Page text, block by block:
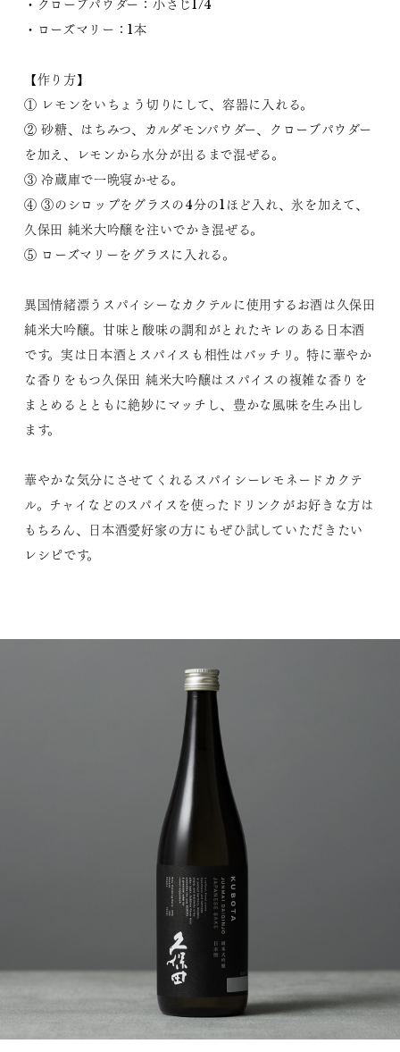
・クローブパウダー：小さじ1/4
・ローズマリー：1本
【作り方】
① レモンをいちょう切りにして、容器に入れる。
② 砂糖、はちみつ、カルダモンパウダー、クローブパウダー
を加え、レモンから水分が出るまで混ぜる。
③ 冷蔵庫で一晩寝かせる。
④ ③のシロップをグラスの4分の1ほど入れ、氷を加えて、
久保田 純米大吟醸を注いでかき混ぜる。
⑤ ローズマリーをグラスに入れる。
異国情緒漂うスパイシーなカクテルに使用するお酒は久保田
純米大吟醸。甘味と酸味の調和がとれたキレのある日本酒
です。実は日本酒とスパイスも相性はバッチリ。特に華やか
な香りをもつ久保田 純米大吟醸はスパイスの複雑な香りを
まとめるとともに絶妙にマッチし、豊かな風味を生み出し
ます。
華やかな気分にさせてくれるスパイシーレモネードカクテ
ル。チャイなどのスパイスを使ったドリンクがお好きな方は
もちろん、日本酒愛好家の方にもぜひ試していただきたい
レシピです。